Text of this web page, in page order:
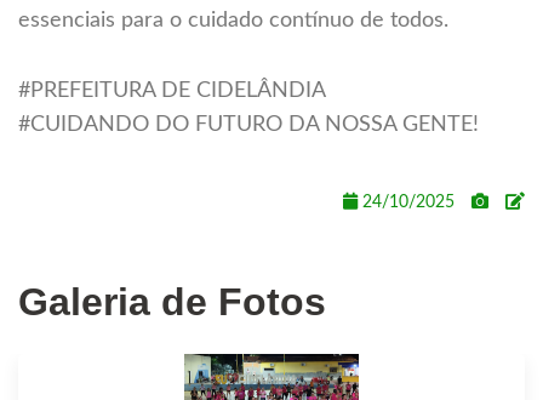
essenciais para o cuidado contínuo de todos.
#PREFEITURA DE CIDELÂNDIA
#CUIDANDO DO FUTURO DA NOSSA GENTE!
24/10/2025
Galeria de Fotos